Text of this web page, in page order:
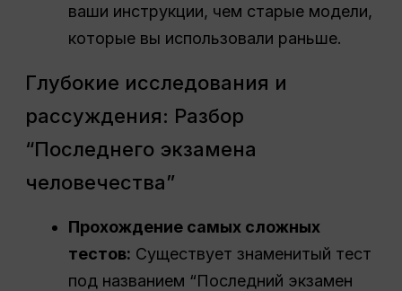
ваши инструкции, чем старые модели,
которые вы использовали раньше.
Глубокие исследования и
рассуждения: Разбор
“Последнего экзамена
человечества”
Прохождение самых сложных
тестов: Существует знаменитый тест
под названием “Последний экзамен